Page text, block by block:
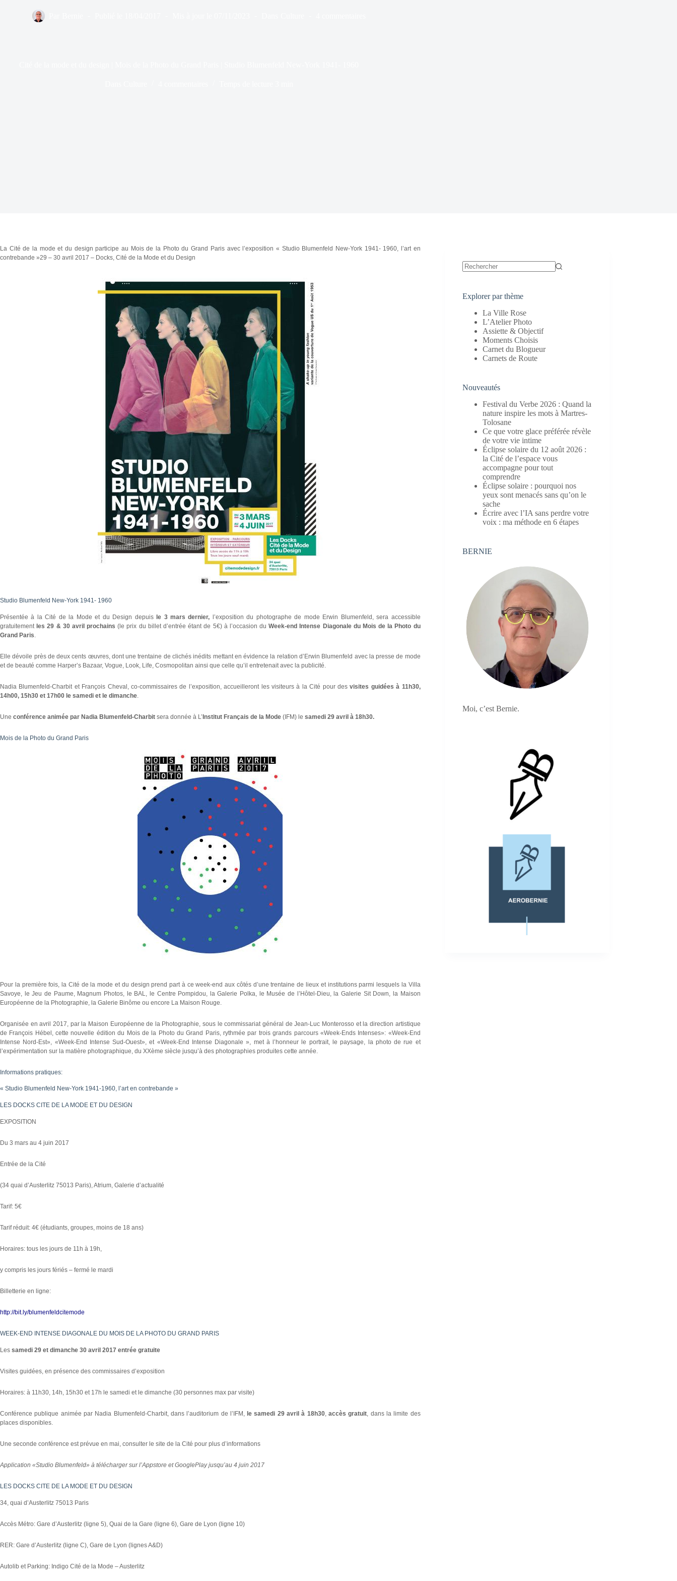
La Cité de la mode et du design participe au Mois de la Photo du Grand Paris avec l’exposition « Studio Blumenfeld New-York 1941- 1960, l’art en
contrebande »29 – 30 avril 2017 – Docks, Cité de la Mode et du Design
Studio Blumenfeld New-York 1941- 1960
Présentée à la Cité de la Mode et du Design depuisle 3 mars dernier, l’exposition du photographe de mode Erwin Blumenfeld, sera accessible
gratuitementles 29 & 30 avril prochains(le prix du billet d’entrée étant de 5€) à l’occasion duWeek-end Intense Diagonale du Mois de la Photo du
Grand Paris
Elle dévoile près de deux cents œuvres, dont une trentaine de clichés inédits mettant en évidence la relation d’Erwin Blumenfeld avec la presse de mode
et de beauté comme Harper’s Bazaar, Vogue, Look, Life, Cosmopolitan ainsi que celle qu’il entretenait avec la publicité.
Nadia Blumenfeld-Charbit et François Cheval, co-commissaires de l’exposition, accueilleront les visiteurs à la Cité pour desvisites guidées à 11h30,
14h00, 15h30 et 17h00 le samedi et le dimanche
Une conférence animée par Nadia Blumenfeld-Charbit sera donnée à L’Institut Français de la Mode (IFM) le samedi 29 avril à 18h30.
Mois de la Photo du Grand Paris
Pour la première fois, la Cité de la mode et du design prend part à ce week-end aux côtés d’une trentaine de lieux et institutions parmi lesquels la Villa
Savoye, le Jeu de Paume, Magnum Photos, le BAL, le Centre Pompidou, la Galerie Polka, le Musée de l’Hôtel-Dieu, la Galerie Sit Down, la Maison
Européenne de la Photographie, la Galerie Binôme ou encore La Maison Rouge.
Organisée en avril 2017, par la Maison Européenne de la Photographie, sous le commissariat général de Jean-Luc Monterosso et la direction artistique
de François Hébel, cette nouvelle édition du Mois de la Photo du Grand Paris, rythmée par trois grands parcours «Week-Ends Intenses»: «Week-End
Intense Nord-Est», «Week-End Intense Sud-Ouest», et «Week-End Intense Diagonale », met à l’honneur le portrait, le paysage, la photo de rue et
l’expérimentation sur la matière photographique, du XXème siècle jusqu’à des photographies produites cette année.
Informations pratiques:
« Studio Blumenfeld New-York 1941-1960, l’art en contrebande »
LES DOCKS CITE DE LA MODE ET DU DESIGN
EXPOSITION
Du 3 mars au 4 juin 2017
Entrée de la Cité
(34 quai d’Austerlitz 75013 Paris), Atrium, Galerie d’actualité
Tarif: 5€
Tarif réduit: 4€ (étudiants, groupes, moins de 18 ans)
Horaires: tous les jours de 11h à 19h,
y compris les jours fériés – fermé le mardi
Billetterie en ligne:
http://bit.ly/blumenfeldcitemode
WEEK-END INTENSE DIAGONALE DU MOIS DE LA PHOTO DU GRAND PARIS
Les samedi 29 et dimanche 30 avril 2017 entrée gratuite
Visites guidées, en présence des commissaires d’exposition
Horaires: à 11h30, 14h, 15h30 et 17h le samedi et le dimanche (30 personnes max par visite)
Conférence publique animée par Nadia Blumenfeld-Charbit, dans l’auditorium de l’IFM,le samedi 29 avril à 18h30,accès gratuit , dans la limite des
places disponibles.
Une seconde conférence est prévue en mai, consulter le site de la Cité pour plus d’informations
Application «Studio Blumenfeld» à télécharger sur l’Appstore et GooglePlay jusqu’au 4 juin 2017
LES DOCKS CITE DE LA MODE ET DU DESIGN
34, quai d’Austerlitz 75013 Paris
Accès Métro: Gare d’Austerlitz (ligne 5), Quai de la Gare (ligne 6), Gare de Lyon (ligne 10)
RER: Gare d’Austerlitz (ligne C), Gare de Lyon (lignes A&D)
Autolib et Parking: Indigo Cité de la Mode – Austerlitz
Explorer par thème
La Ville Rose
L’Atelier Photo
Assiette & Objectif
Moments Choisis
Carnet du Blogueur
Carnets de Route
Nouveautés
Festival du Verbe 2026 : Quand la
nature inspire les mots à Martres-
Tolosane
Ce que votre glace préférée révèle
de votre vie intime
Éclipse solaire du 12 août 2026 :
la Cité de l’espace vous
accompagne pour tout
comprendre
Éclipse solaire : pourquoi nos
yeux sont menacés sans qu’on le
sache
Écrire avec l’IA sans perdre votre
voix : ma méthode en 6 étapes
BERNIE
Moi, c’est Bernie.